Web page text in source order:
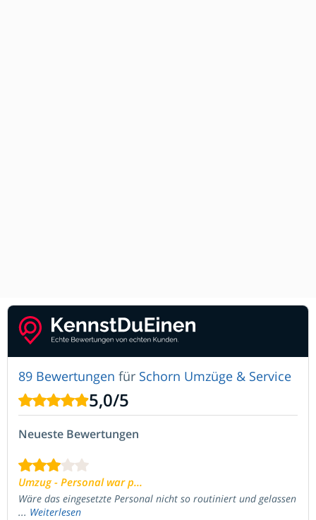
89 Bewertungen für Schorn Umzüge & Service
5,0/5
Neueste Bewertungen
Umzug - Personal war p...
Wäre das eingesetzte Personal nicht so routiniert und gelassen
... Weiterlesen